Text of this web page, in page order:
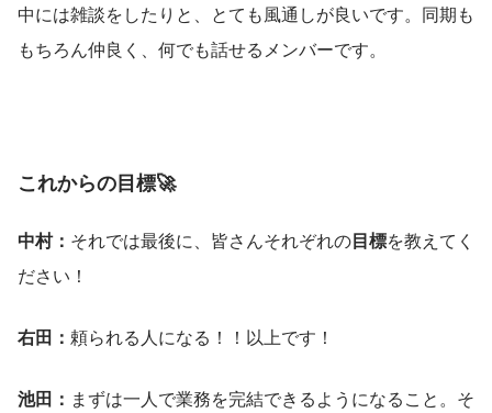
中には雑談をしたりと、とても風通しが良いです。同期も
もちろん仲良く、何でも話せるメンバーです。
これからの目標🚀
中村： それでは最後に、皆さんそれぞれの目標を教えてく
ださい！
右田： 頼られる人になる！！以上です！
池田： まずは一人で業務を完結できるようになること。そ